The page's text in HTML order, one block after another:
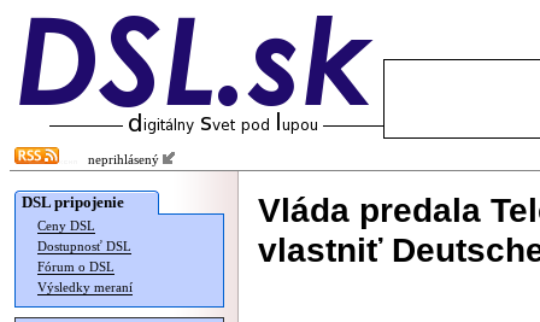
neprihlásený
DSL pripojenie
Ceny DSL
Dostupnosť DSL
Fórum o DSL
Výsledky meraní
Vláda predala
vlastniť